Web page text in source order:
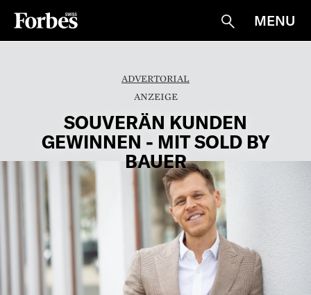
Suche
MENU
ADVERTORIAL
SOUVERÄN KUNDEN
GEWINNEN - MIT SOLD BY
BAUER